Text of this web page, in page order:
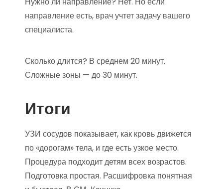
направление есть, врач учтет задачу вашего
специалиста.
Сколько длится? В среднем 20 минут.
Сложные зоны — до 30 минут.
Итоги
УЗИ сосудов показывает, как кровь движется
по «дорогам» тела, и где есть узкое место.
Процедура подходит детям всех возрастов.
Подготовка простая. Расшифровка понятная